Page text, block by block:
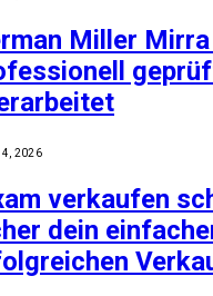
Miller
4, 2026
verkaufen
dein